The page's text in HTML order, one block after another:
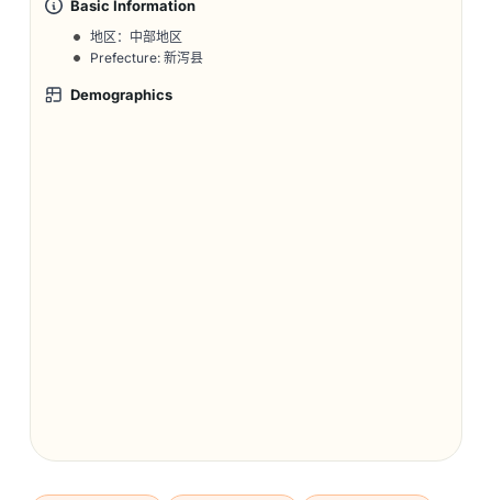
Basic Information
地区：中部地区
Prefecture: 新泻县
Demographics